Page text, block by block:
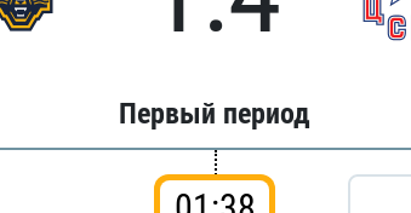
Первый период